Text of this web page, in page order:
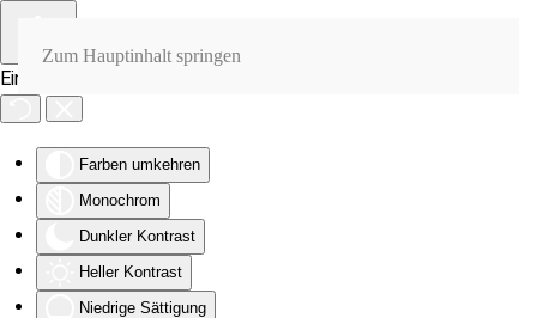
Eingabehilfen öffnen
Farben umkehren
Monochrom
Dunkler Kontrast
Heller Kontrast
Niedrige Sättigung
Zum Hauptinhalt springen